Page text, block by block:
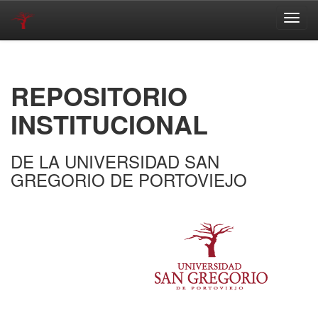
REPOSITORIO
INSTITUCIONAL
DE LA UNIVERSIDAD SAN
GREGORIO DE PORTOVIEJO